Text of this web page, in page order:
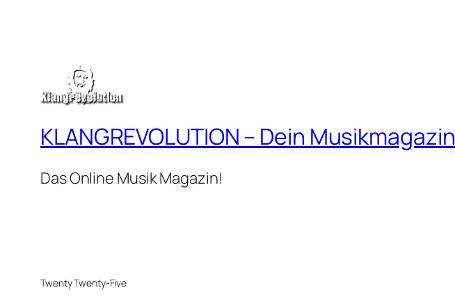
KLANGREVOLUTION – Dein Musikmagazin
Das Online Musik Magazin!
Twenty Twenty-Five